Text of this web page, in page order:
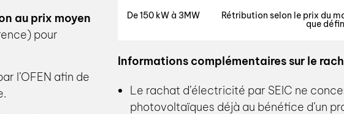
au prix moyen
pour
l’OFEN afin de
De 150 kW à 3MW Rétribution selon le prix du
que
Informations complémentaires sur le
Le rachat d’électricité par SEIC ne
photovoltaïques déjà au bénéfice d’un